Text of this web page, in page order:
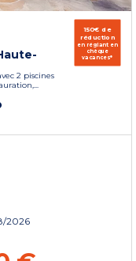
2 piscines
150€ de
réduction
en réglant en
chèque
vacances*
2026